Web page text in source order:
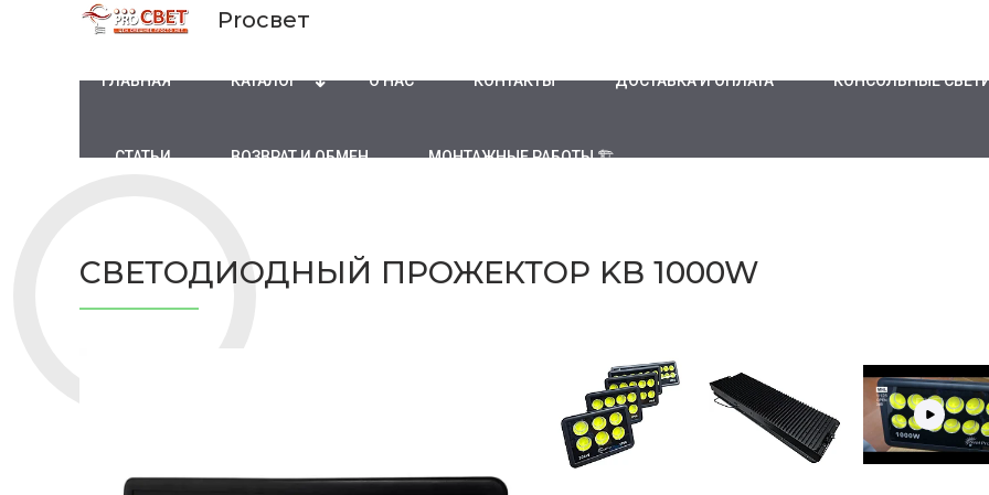
Proсвет
ГЛАВНАЯ КАТАЛОГ О НАС КОНТАКТЫ ДОСТАВКА И ОПЛАТА КОНСОЛЬНЫЕ
СТАТЬИ ВОЗВРАТ И ОБМЕН МОНТАЖНЫЕ РАБОТЫ 🏗
СВЕТОДИОДНЫЙ ПРОЖЕКТОР KB 1000W